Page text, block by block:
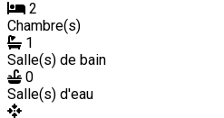
2
Chambre(s)
1
Salle(s) de bain
0
Salle(s) d'eau